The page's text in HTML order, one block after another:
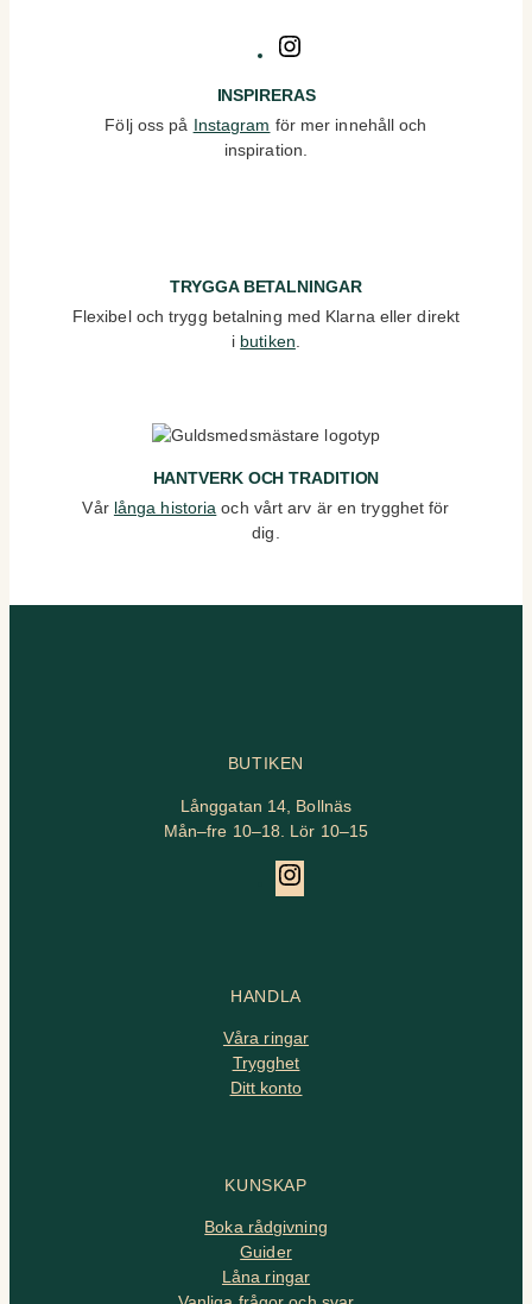
INSPIRERAS
Följ oss på Instagram för mer innehåll och
inspiration.
TRYGGA BETALNINGAR
Flexibel och trygg betalning med Klarna eller direkt
i butiken
HANTVERK OCH TRADITION
Vår långa historia och vårt arv är en trygghet för
dig.
BUTIKEN
Långgatan 14, Bollnäs
Mån–fre 10–18. Lör 10–15
HANDLA
Våra ringar
Trygghet
Ditt konto
KUNSKAP
Boka rådgivning
Guider
Låna ringar